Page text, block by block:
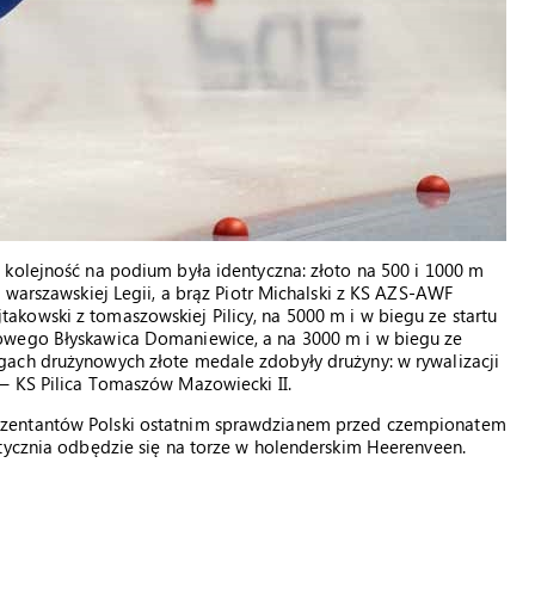
na podium była identyczna: złoto na 500 i 1000 m
Legii, a brąz Piotr Michalski z KS AZS-AWF
z tomaszowskiej Pilicy, na 5000 m i w biegu ze startu
Błyskawica Domaniewice, a na 3000 m i w biegu ze
drużynowych złote medale zdobyły drużyny: w rywalizacji
KS Pilica Tomaszów Mazowiecki II.
Polski ostatnim sprawdzianem przed czempionatem
odbędzie się na torze w holenderskim Heerenveen.